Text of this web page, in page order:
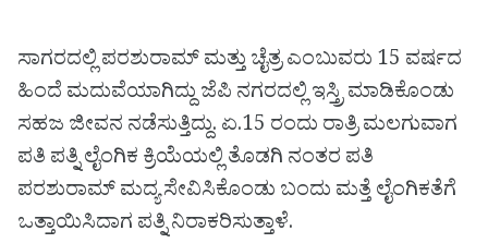
ಸಾಗರದಲ್ಲಿ ಪರಶುರಾಮ್ ಮತ್ತು ಚೈತ್ರ ಎಂಬುವರು 15 ವರ್ಷದ
ಹಿಂದೆ ಮದುವೆಯಾಗಿದ್ದು ಜೆಪಿ ನಗರದಲ್ಲಿ ಇಸ್ತ್ರಿ ಮಾಡಿಕೊಂಡು
ಸಹಜ ಜೀವನ ನಡೆಸುತ್ತಿದ್ದು. ಏ.15 ರಂದು ರಾತ್ರಿ ಮಲಗುವಾಗ
ಪತಿ ಪತ್ನಿ ಲೈಂಗಿಕ ಕ್ರಿಯೆಯಲ್ಲಿ ತೊಡಗಿ ನಂತರ ಪತಿ
ಪರಶುರಾಮ್ ಮದ್ಯ ಸೇವಿಸಿಕೊಂಡು ಬಂದು ಮತ್ತೆ ಲೈಂಗಿಕತೆಗೆ
ಒತ್ತಾಯಿಸಿದಾಗ ಪತ್ನಿ ನಿರಾಕರಿಸುತ್ತಾಳೆ.